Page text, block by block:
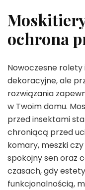
ochrona
Nowoczesne
dekoracyjne, ale
rozwiązania
w Twoim domu.
przed insektami
chroniącą przed
komary, meszki
spokojny sen oraz
czasach, gdy
funkcjonalnością,